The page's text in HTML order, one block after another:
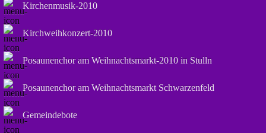
Kirchenmusik-2010
Kirchweihkonzert-2010
Posaunenchor am Weihnachtsmarkt-2010 in Stulln
Posaunenchor am Weihnachtsmarkt Schwarzenfeld
Gemeindebote